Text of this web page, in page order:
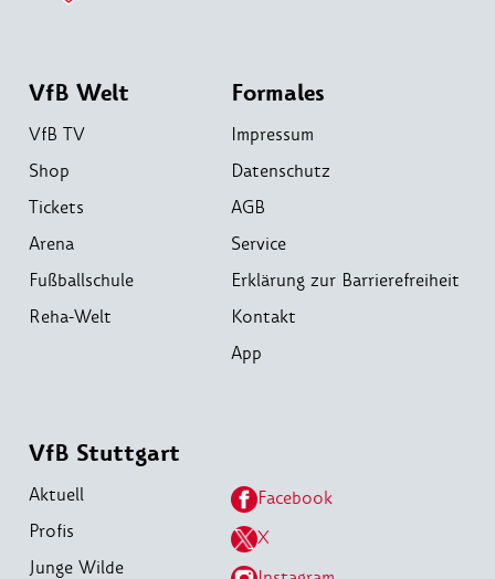
VfB Welt
VfB TV
Shop
Tickets
Arena
Fußballschule
Reha-Welt
Formales
Impressum
Datenschutz
AGB
Service
Erklärung zur Barrierefreiheit
Kontakt
App
VfB Stuttgart
Aktuell
Profis
Junge Wilde
Facebook
X